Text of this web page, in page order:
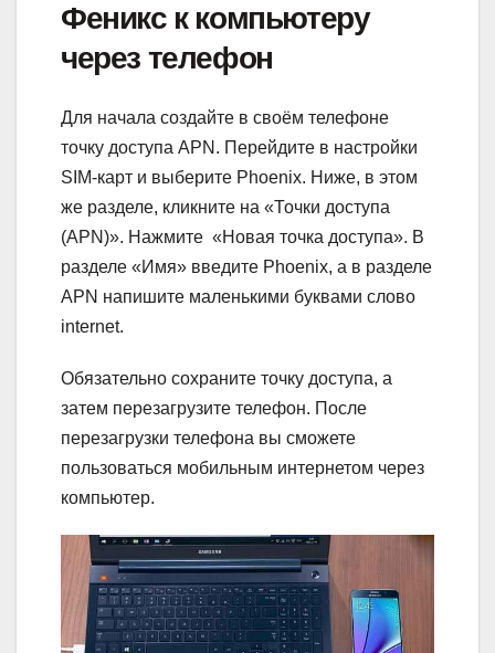
Феникс к компьютеру
через телефон
Для начала создайте в своём телефоне
точку доступа APN. Перейдите в настройки
SIM-карт и выберите Phoenix. Ниже, в этом
же разделе, кликните на «Точки доступа
(APN)». Нажмите «Новая точка доступа». В
разделе «Имя» введите Phoenix, а в разделе
APN напишите маленькими буквами слово
internet.
Обязательно сохраните точку доступа, а
затем перезагрузите телефон. После
перезагрузки телефона вы сможете
пользоваться мобильным интернетом через
компьютер.